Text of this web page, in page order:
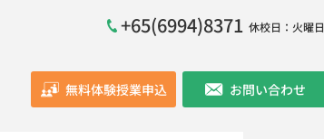
+65(6994)8371 休校日：火曜日
無料体験授業申込 お問い合わせ